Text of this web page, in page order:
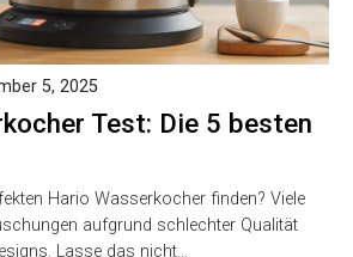
Test: Die 5 besten
5, 2025
Hario Wasserkocher finden? Viele
aufgrund schlechter Qualität
Lasse das nicht…